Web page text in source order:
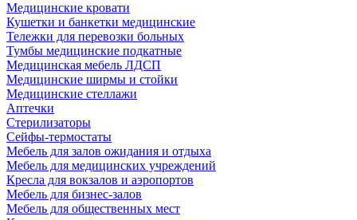
Медицинские кровати
Кушетки и банкетки медицинские
Тележки для перевозки больных
Тумбы медицинские подкатные
Медицинская мебель ЛДСП
Медицинские ширмы и стойки
Медицинские стеллажи
Аптечки
Стерилизаторы
Сейфы-термостаты
Мебель для залов ожидания и отдыха
Мебель для медицинских учреждений
Кресла для вокзалов и аэропортов
Мебель для бизнес-залов
Мебель для общественных мест